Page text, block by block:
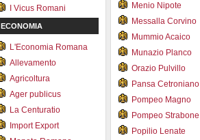
I Vicus Romani
ECONOMIA
L'Economia Romana
Allevamento
Agricoltura
Ager publicus
La Centuratio
Import Export
Menio Nipote
Messalla Corvino
Mummio Acaico
Munazio Planco
Orazio Pulvillo
Pansa Cetroniano
Pompeo Magno
Pompeo Strabone
Popilio Lenate